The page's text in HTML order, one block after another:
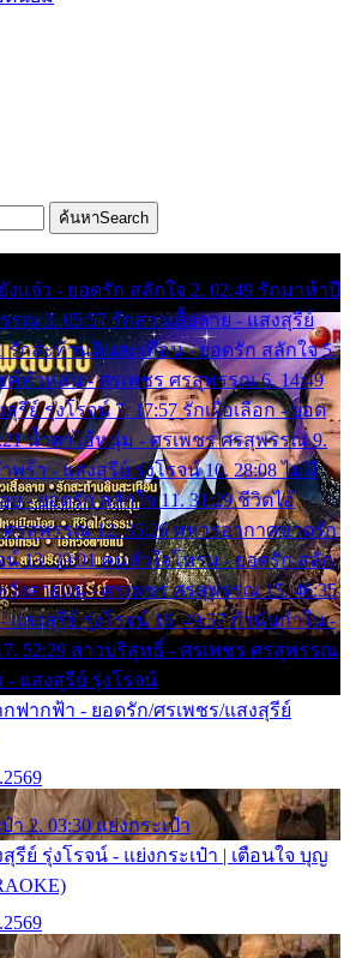
ค้นหาSearch
งแจ๋ว - ยอดรัก สลักใจ 2. 02:49 รักมาห้าปี
รณ 3. 05:57 รักสาวเสื้อลาย - แสงสุรีย์
รักสะท้านดินสะเทือน - ยอดรัก สลักใจ 5.
ค์ทำหล่น - ศรเพชร ศรสุพรรณ 6. 14:49
รีย์ รุ่งโรจน์ 7. 17:57 รักเผื่อเลือก - ยอด
น้ำตาไอ้หนุ่ม - ศรเพชร ศรสุพรรณ 9.
พร้า - แสงสุรีย์ รุ่งโรจน์ 10. 28:08 ไม่มี
ย - ยอดรัก สลักใจ 11. 31:29 ชีวิตไอ้
รสุพรรณ 12. 35:26 ทหารอากาศขาดรัก
น์ 13. 39:01 คนหัวใจโทรม - ยอดรัก สลัก
วังตายแน่ - ศรเพชร ศรสุพรรณ 15. 46:35
แสงสุรีย์ รุ่งโรจน์ 16. 49:57 กำนันกำใน -
52:29 สาวบริสุทธิ์ - ศรเพชร ศรสุพรรณ
- แสงสุรีย์ รุ่งโรจน์
กฟากฟ้า - ยอดรัก/ศรเพชร/แสงสุรีย์
า 2. 03:30 แย่งกระเป๋า
รีย์ รุ่งโรจน์ - แย่งกระเป๋า | เตือนใจ บุญ